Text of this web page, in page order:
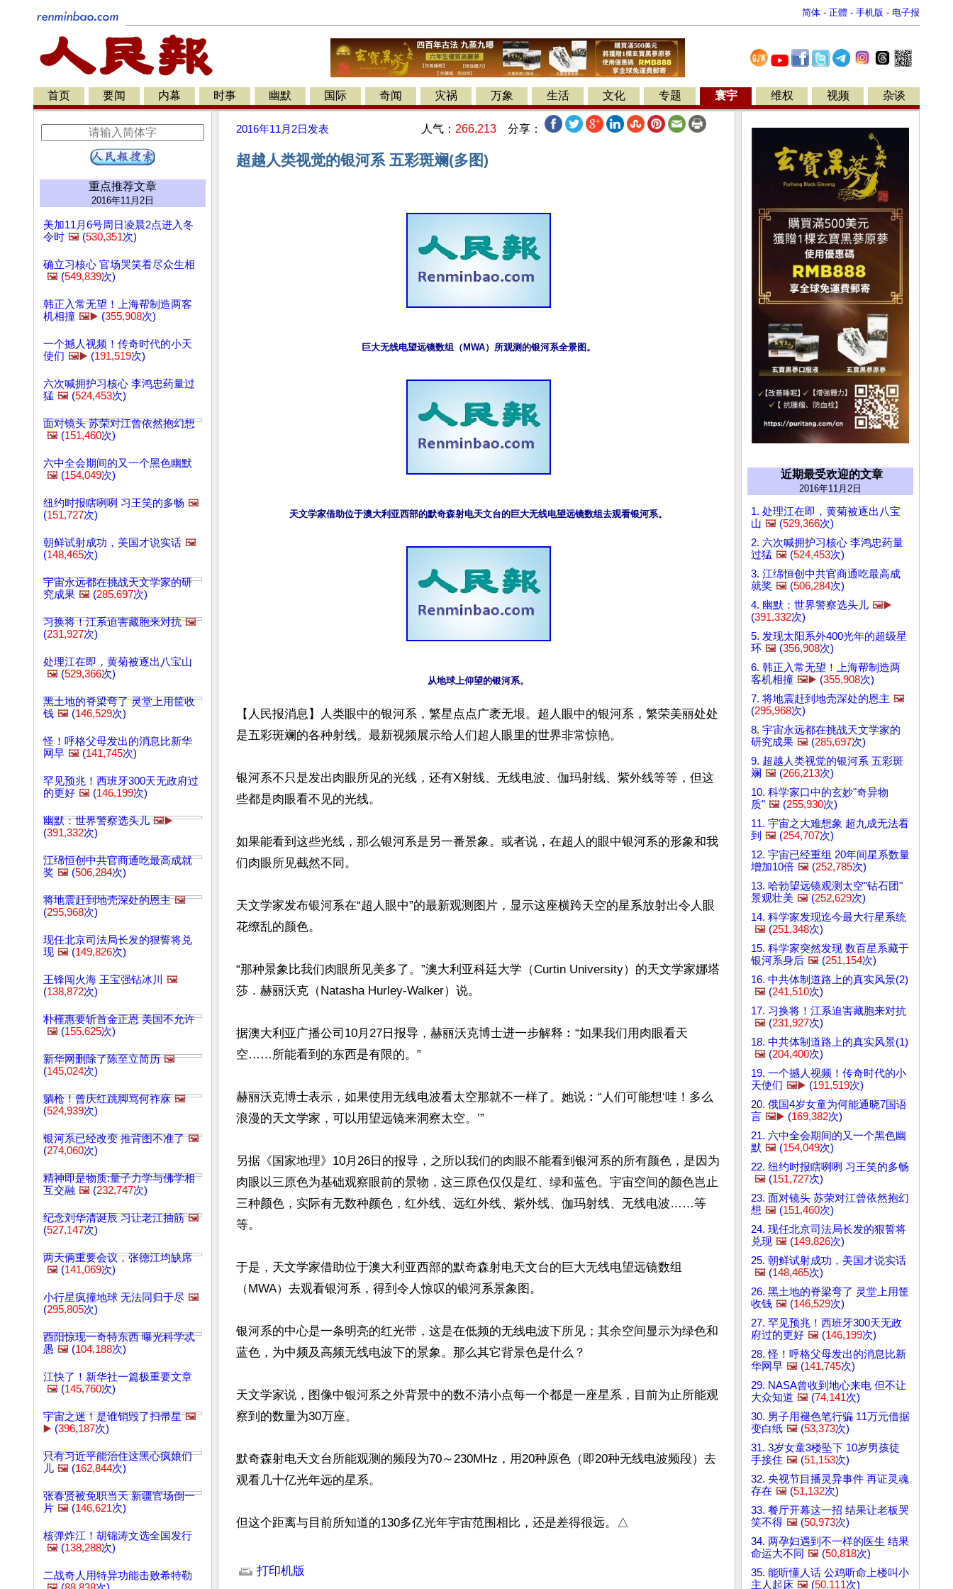
简体 - 正體 - 手机版 - 电子报
首页 要闻 内幕 时事 幽默 国际 奇闻 灾祸 万象 生活 文化 专题 寰宇 维权 视频 杂谈
重点推荐文章
2016年11月2日
美加11月6号周日凌晨2点进入冬
令时 🖼️ (530,351次)
确立习核心 官场哭笑看尽众生相
🖼️ (549,839次)
韩正入常无望！上海帮制造两客
机相撞 🖼️▶️ (355,908次)
一个撼人视频！传奇时代的小天
使们 🖼️▶️ (191,519次)
六次喊拥护习核心 李鸿忠药量过
猛 🖼️ (524,453次)
面对镜头 苏荣对江曾依然抱幻想
🖼️ (151,460次)
六中全会期间的又一个黑色幽默
🖼️ (154,049次)
纽约时报瞎咧咧 习王笑的多畅 🖼️
(151,727次)
朝鲜试射成功，美国才说实话 🖼️
(148,465次)
宇宙永远都在挑战天文学家的研
究成果 🖼️ (285,697次)
习换将！江系迫害藏胞来对抗 🖼️
(231,927次)
处理江在即，黄菊被逐出八宝山
🖼️ (529,366次)
黑土地的脊梁弯了 灵堂上用筐收
钱 🖼️ (146,529次)
怪！呼格父母发出的消息比新华
网早 🖼️ (141,745次)
罕见预兆！西班牙300天无政府过
的更好 🖼️ (146,199次)
幽默：世界警察选头儿 🖼️▶️
(391,332次)
江绵恒创中共官商通吃最高成就
奖 🖼️ (506,284次)
将地震赶到地壳深处的恩主 🖼️
(295,968次)
现任北京司法局长发的狠誓将兑
现 🖼️ (149,826次)
王锋闯火海 王宝强钻冰川
🖼️
(138,872次)
朴槿惠要斩首金正恩 美国不允许
🖼️ (155,625次)
新华网删除了陈至立简历 🖼️
(145,024次)
躺枪！曾庆红跳脚骂何祚庥 🖼️
(524,939次)
银河系已经改变 推背图不准了 🖼️
(274,060次)
精神即是物质:量子力学与佛学相
互交融 🖼️ (232,747次)
纪念刘华清诞辰 习让老江抽筋 🖼️
(527,147次)
两天俩重要会议，张德江均缺席
🖼️ (141,069次)
小行星疯撞地球 无法同归于尽 🖼️
(295,805次)
酉阳惊现一奇特东西 曝光科学忒
愚 🖼️ (104,188次)
江快了！新华社一篇极重要文章
🖼️ (145,760次)
宇宙之迷！是谁销毁了扫帚星 🖼️
▶️ (396,187次)
只有习近平能治住这黑心疯娘们
儿 🖼️ (162,844次)
张春贤被免职当天 新疆官场倒一
片 🖼️ (146,621次)
核弹炸江！胡锦涛文选全国发行
🖼️ (138,288次)
二战奇人用特异功能击败希特勒
2016年11月2日 发表 人气： 266,213 分享：
超越人类视觉的银河系 五彩斑斓(多图)
【人民报消息】人类眼中的银河系，繁星点点广袤无垠。超人眼中的银河系，繁荣美丽处处
是五彩斑斓的各种射线。最新视频展示给人们超人眼里的世界非常惊艳。
银河系不只是发出肉眼所见的光线，还有X射线、无线电波、伽玛射线、紫外线等等，但这
些都是肉眼看不见的光线。
如果能看到这些光线，那么银河系是另一番景象。或者说，在超人的眼中银河系的形象和我
们肉眼所见截然不同。
天文学家发布银河系在“超人眼中”的最新观测图片，显示这座横跨天空的星系放射出令人眼
花缭乱的颜色。
“那种景象比我们肉眼所见美多了。”澳大利亚科廷大学（Curtin University）的天文学家娜塔
莎．赫丽沃克（Natasha Hurley-Walker）说。
据澳大利亚广播公司10月27日报导，赫丽沃克博士进一步解释︰“如果我们用肉眼看天
空……所能看到的东西是有限的。”
赫丽沃克博士表示，如果使用无线电波看太空那就不一样了。她说︰“人们可能想‘哇！多么
浪漫的天文学家，可以用望远镜来洞察太空。’”
另据《国家地理》10月26日的报导，之所以我们的肉眼不能看到银河系的所有颜色，是因为
肉眼以三原色为基础观察眼前的景物，这三原色仅仅是红、绿和蓝色。宇宙空间的颜色岂止
三种颜色，实际有无数种颜色，红外线、远红外线、紫外线、伽玛射线、无线电波……等
等。
于是，天文学家借助位于澳大利亚西部的默奇森射电天文台的巨大无线电望远镜数组
（MWA）去观看银河系，得到令人惊叹的银河系景象图。
银河系的中心是一条明亮的红光带，这是在低频的无线电波下所见；其余空间显示为绿色和
蓝色，为中频及高频无线电波下的景象。那么其它背景色是什么？
天文学家说，图像中银河系之外背景中的数不清小点每一个都是一座星系，目前为止所能观
察到的数量为30万座。
默奇森射电天文台所能观测的频段为70～230MHz，用20种原色（即20种无线电波频段）去
观看几十亿光年远的星系。
但这个距离与目前所知道的130多亿光年宇宙范围相比，还是差得很远。△
打印机版
近期最受欢迎的文章
2016年11月2日
1. 处理江在即，黄菊被逐出八宝
山 🖼️ (529,366次)
2. 六次喊拥护习核心 李鸿忠药量
过猛 🖼️ (524,453次)
3. 江绵恒创中共官商通吃最高成
就奖 🖼️ (506,284次)
4. 幽默：世界警察选头儿 🖼️▶️
(391,332次)
5. 发现太阳系外400光年的超级星
环 🖼️ (356,908次)
6. 韩正入常无望！上海帮制造两
客机相撞 🖼️▶️ (355,908次)
7. 将地震赶到地壳深处的恩主 🖼️
(295,968次)
8. 宇宙永远都在挑战天文学家的
研究成果 🖼️ (285,697次)
9. 超越人类视觉的银河系 五彩斑
斓 🖼️ (266,213次)
10. 科学家口中的玄妙"奇异物
质" 🖼️ (255,930次)
11. 宇宙之大难想象 超九成无法看
到 🖼️ (254,707次)
12. 宇宙已经重组 20年间星系数量
增加10倍 🖼️ (252,785次)
13. 哈勃望远镜观测太空"钻石团"
景观壮美 🖼️ (252,629次)
14. 科学家发现迄今最大行星系统
🖼️ (251,348次)
15. 科学家突然发现 数百星系藏于
银河系身后 🖼️ (251,154次)
16. 中共体制道路上的真实风景(2)
🖼️ (241,510次)
17. 习换将！江系迫害藏胞来对抗
🖼️ (231,927次)
18. 中共体制道路上的真实风景(1)
🖼️ (204,400次)
19. 一个撼人视频！传奇时代的小
天使们 🖼️▶️ (191,519次)
20. 俄国4岁女童为何能通晓7国语
言 🖼️▶️ (169,382次)
21. 六中全会期间的又一个黑色幽
默 🖼️ (154,049次)
22. 纽约时报瞎咧咧 习王笑的多畅
🖼️ (151,727次)
23. 面对镜头 苏荣对江曾依然抱幻
想 🖼️ (151,460次)
24. 现任北京司法局长发的狠誓将
兑现 🖼️ (149,826次)
25. 朝鲜试射成功，美国才说实话
🖼️ (148,465次)
26. 黑土地的脊梁弯了 灵堂上用筐
收钱 🖼️ (146,529次)
27. 罕见预兆！西班牙300天无政
府过的更好 🖼️ (146,199次)
28. 怪！呼格父母发出的消息比新
华网早 🖼️ (141,745次)
29. NASA曾收到地心来电 但不让
大众知道 🖼️ (74,141次)
30. 男子用褪色笔行骗 11万元借据
变白纸 🖼️ (53,373次)
31. 3岁女童3楼坠下 10岁男孩徒
手接住 🖼️ (51,153次)
32. 央视节目播灵异事件 再证灵魂
存在 🖼️ (51,132次)
33. 餐厅开幕这一招 结果让老板哭
笑不得 🖼️ (50,973次)
34. 两孕妇遇到不一样的医生 结果
命运大不同 🖼️ (50,818次)
35. 能听懂人话 公鸡听命上楼叫小
主人起床 🖼️ (50,111次)